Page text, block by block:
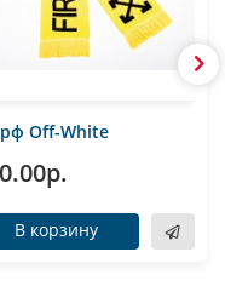
Off-White
В корзину